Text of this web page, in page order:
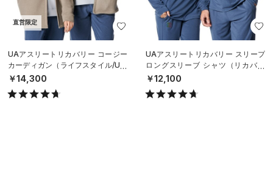
直営限定
UAアスリートリカバリー コージー
カーディガン（ライフスタイル/UNI
SEX）
￥14,300
UAアスリートリカバリー スリープ
ロングスリーブ シャツ（リカバリ
ー/UNISEX）
￥12,100